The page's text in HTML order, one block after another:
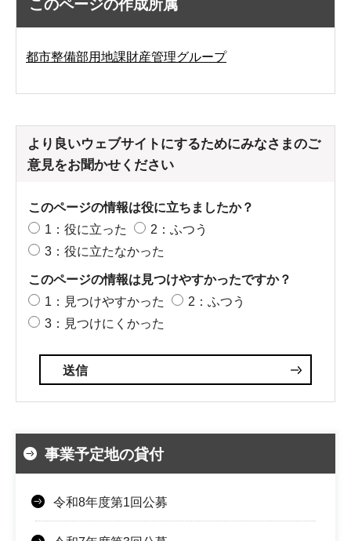
このページの作成所属
都市整備部用地課財産管理グループ
より良いウェブサイトにするためにみなさまのご
意見をお聞かせください
このページの情報は役に立ちましたか？
1：役に立った
2：ふつう
3：役に立たなかった
このページの情報は見つけやすかったですか？
1：見つけやすかった
2：ふつう
3：見つけにくかった
事業予定地の貸付
令和8年度第1回公募